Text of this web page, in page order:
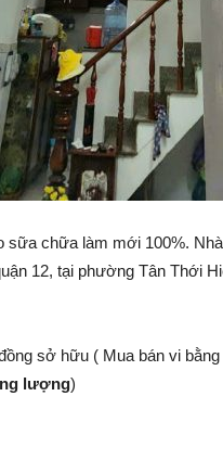
sữa chữa làm mới 100%.
12, tại phường Tân Thới
sở hữu ( Mua bán vi bằng
lượng)